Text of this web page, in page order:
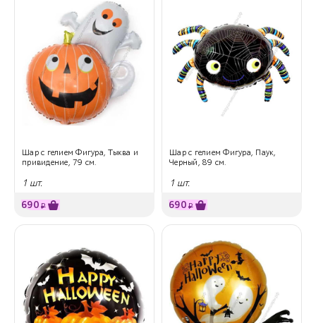
Шар с гелием Фигура, Тыква и
привидение, 79 см.
1 шт.
690 ₽
Шар с гелием Фигура, Паук,
Черный, 89 см.
1 шт.
690 ₽